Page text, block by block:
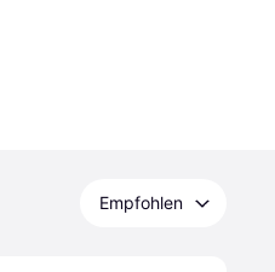
Empfohlen